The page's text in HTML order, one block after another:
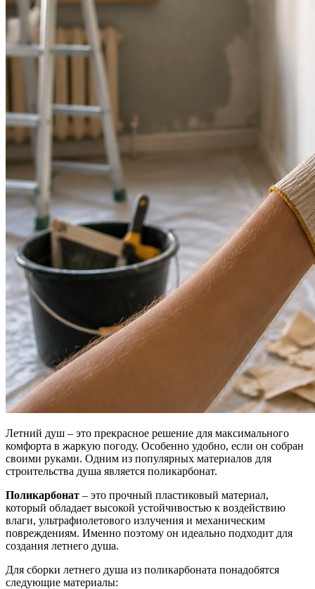
Летний душ – это прекрасное решение для максимального
комфорта в жаркую погоду. Особенно удобно, если он собран
своими руками. Одним из популярных материалов для
строительства душа является поликарбонат.
Поликарбонат – это прочный пластиковый материал,
который обладает высокой устойчивостью к воздействию
влаги, ультрафиолетового излучения и механическим
повреждениям. Именно поэтому он идеально подходит для
создания летнего душа.
Для сборки летнего душа из поликарбоната понадобятся
следующие материалы: